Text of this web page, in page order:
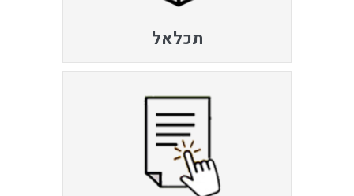
תכלאל